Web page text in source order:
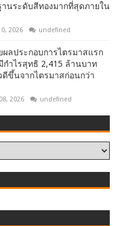
านระดับสีทองมากที่สุดภายใน
2026 undefined
ผลประกอบการไตรมาสแรก
กำไรสุทธิ 2,415 ล้านบาท
ดีขึ้นจากไตรมาสก่อนกว่า
2026 undefined